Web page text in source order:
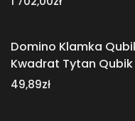
Domino Klamka
Kwadrat Tytan Qubik
49,89zł